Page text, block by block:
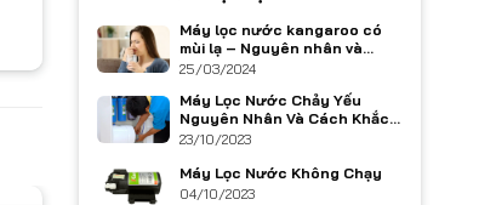
Máy lọc nước kangaroo có
mùi lạ – Nguyên nhân và
cách khắc phục
25/03/2024
Máy Lọc Nước Chảy Yếu
Nguyên Nhân Và Cách Khắc
Phục
23/10/2023
Máy Lọc Nước Không Chạy
04/10/2023